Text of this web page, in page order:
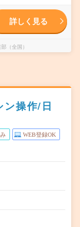
詳しく見る
（全国）
ン操作/日
WEB登録OK